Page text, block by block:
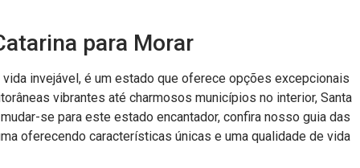
para Morar
invejável, é um estado que oferece opções excepcionais
vibrantes até charmosos municípios no interior, Santa
se para este estado encantador, confira nosso guia das
oferecendo características únicas e uma qualidade de vida